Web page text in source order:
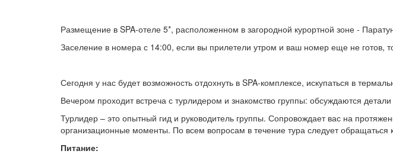
Размещение в SPA-отеле 5*, расположенном в загородной курортной зоне -
Заселение в номера с 14:00, если вы прилетели утром и ваш номер еще не готов,
Сегодня у нас будет возможность отдохнуть в SPA-комплексе, искупаться в
Вечером проходит встреча с турлидером и знакомство группы: обсуждаются
Турлидер – это опытный гид и руководитель группы. Сопровождает вас на
организационные моменты. По всем вопросам в течение тура следует обращаться
Питание: